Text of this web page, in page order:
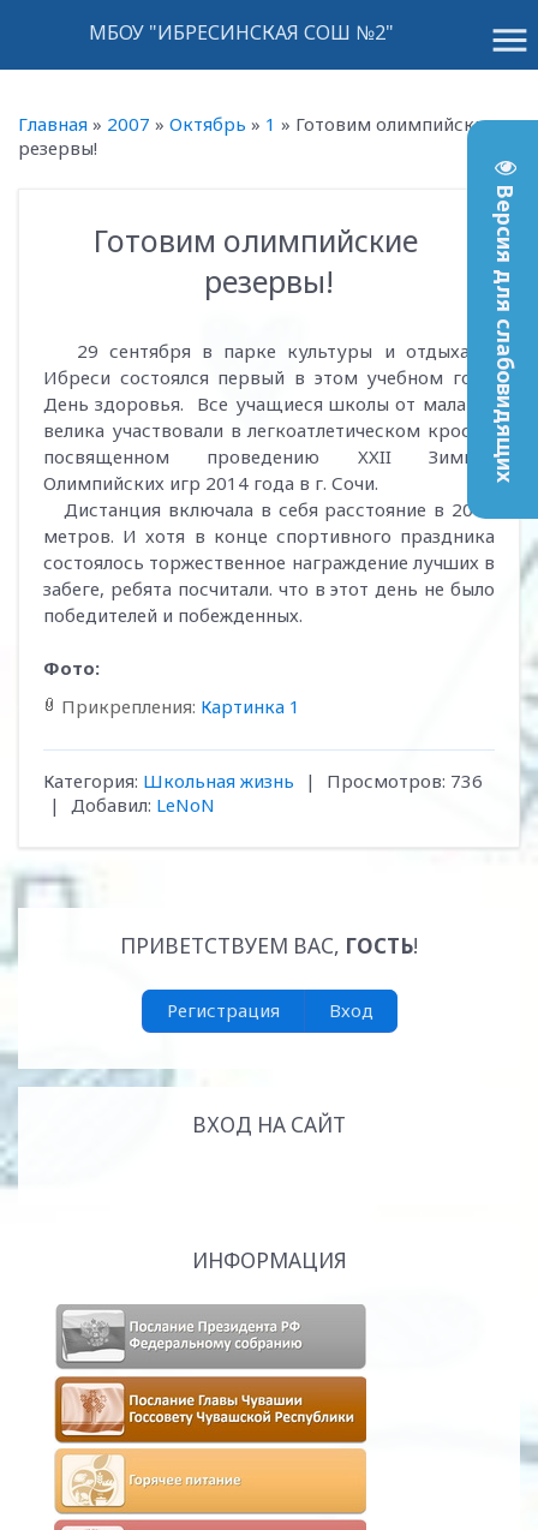
Версия для слабовидящих
menu
МБОУ "ИБРЕСИНСКАЯ СОШ №2"
Главная » 2007 » Октябрь » 1 » Готовим олимпийские
резервы!
Готовим олимпийские
резервы!
29 сентября в парке культуры и отдыха п.
Ибреси состоялся первый в этом учебном году
День здоровья. Все учащиеся школы от мала до
велика участвовали в легкоатлетическом кроссе,
посвященном проведению XXII Зимних
Олимпийских игр 2014 года в г. Сочи.
Дистанция включала в себя расстояние в 2014
метров. И хотя в конце спортивного праздника
состоялось торжественное награждение лучших в
забеге, ребята посчитали. что в этот день не было
победителей и побежденных.
Фото:
Прикрепления: Картинка 1
Категория: Школьная жизнь | Просмотров: 736
|
Добавил: LeNoN
ПРИВЕТСТВУЕМ ВАС, ГОСТЬ!
Регистрация Вход
ВХОД НА САЙТ
ИНФОРМАЦИЯ